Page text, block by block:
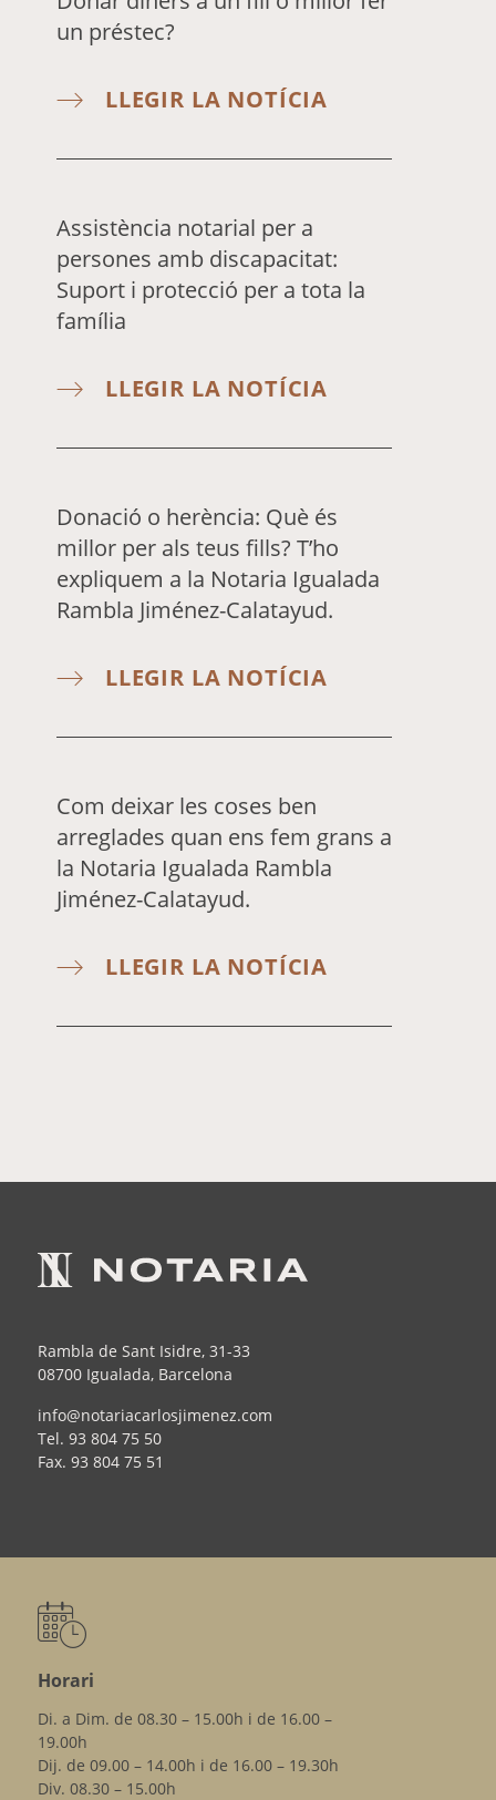
un préstec?
LLEGIR LA NOTÍCIA
Assistència notarial per a
persones amb discapacitat:
Suport i protecció per a tota la
família
LLEGIR LA NOTÍCIA
Donació o herència: Què és
millor per als teus fills? T’ho
expliquem a la Notaria Igualada
Rambla Jiménez-Calatayud.
LLEGIR LA NOTÍCIA
Com deixar les coses ben
arreglades quan ens fem grans a
la Notaria Igualada Rambla
Jiménez-Calatayud.
LLEGIR LA NOTÍCIA
Rambla de Sant Isidre, 31-33
08700 Igualada, Barcelona
info@notariacarlosjimenez.com
Tel. 93 804 75 50
Fax. 93 804 75 51
Horari
Di. a Dim. de 08.30 – 15.00h i de 16.00 –
19.00h
Dij. de 09.00 – 14.00h i de 16.00 – 19.30h
Div. 08.30 – 15.00h